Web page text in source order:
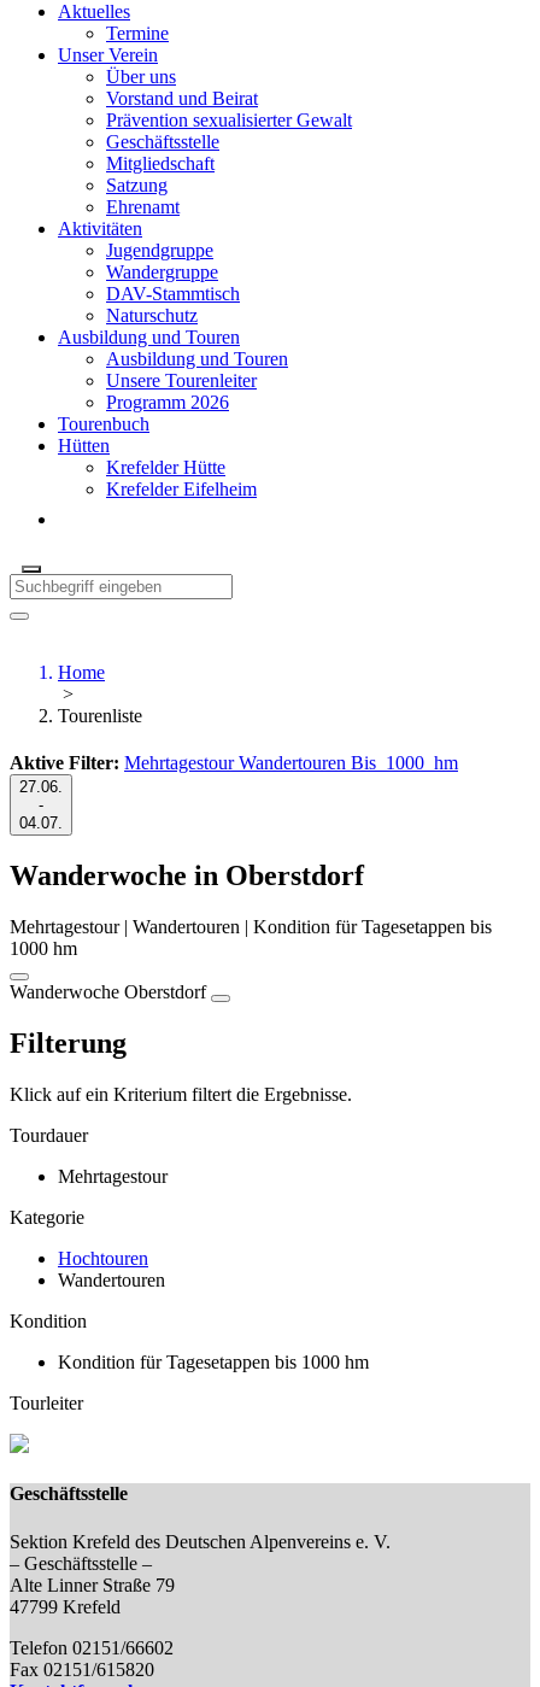
Aktuelles
Termine
Unser Verein
Über uns
Vorstand und Beirat
Prävention sexualisierter Gewalt
Geschäftsstelle
Mitgliedschaft
Satzung
Ehrenamt
Aktivitäten
Jugendgruppe
Wandergruppe
DAV-Stammtisch
Naturschutz
Ausbildung und Touren
Ausbildung und Touren
Unsere Tourenleiter
Programm 2026
Tourenbuch
Hütten
Krefelder Hütte
Krefelder Eifelheim
Home
>
Tourenliste
Aktive Filter: MehrtagestourWandertouren Bis_1000_hm
27.06.
-
04.07.
Wanderwoche in Oberstdorf
Mehrtagestour | Wandertouren | Kondition für Tagesetappen bis
1000 hm
Wanderwoche Oberstdorf
Filterung
Klick auf ein Kriterium filtert die Ergebnisse.
Tourdauer
Mehrtagestour
Kategorie
Hochtouren
Wandertouren
Kondition
Kondition für Tagesetappen bis 1000 hm
Tourleiter
Geschäftsstelle
Sektion Krefeld des Deutschen Alpenvereins e. V.
– Geschäftsstelle –
Alte Linner Straße 79
47799 Krefeld
Telefon 02151/66602
Fax 02151/615820